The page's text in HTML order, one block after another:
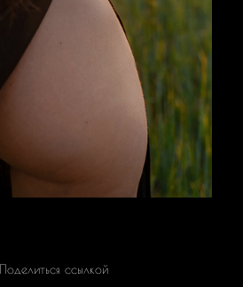
Поделиться ссылкой